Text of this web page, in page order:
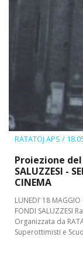
RATATOJ APS /
Proiezione del
SALUZZESI -
CINEMA
LUNEDI’ 18
FONDI SALUZZESI
Organizzata da
Superottimisti e